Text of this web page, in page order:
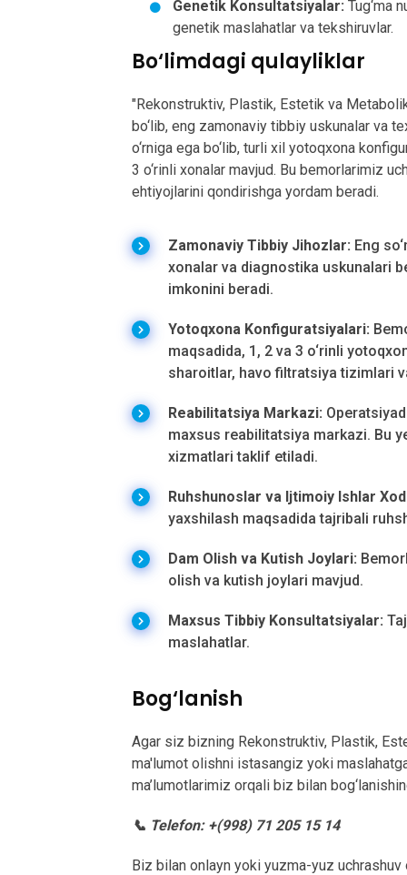
Genetik Konsultatsiyalar: Tug‘ma
genetik maslahatlar va tekshiruvlar.
Bo‘limdagi qulayliklar
"Rekonstruktiv, Plastik, Estetik va
bo‘lib, eng zamonaviy tibbiy uskunalar va
o‘rniga ega bo‘lib, turli xil yotoqxona
3 o‘rinli xonalar mavjud. Bu bemorlarimiz
ehtiyojlarini qondirishga yordam beradi.
Zamonaviy Tibbiy Jihozlar: Eng
xonalar va diagnostika uskunalari
imkonini beradi.
Yotoqxona Konfiguratsiyalari:
maqsadida, 1, 2 va 3 o‘rinli
sharoitlar, havo filtratsiya tizimlari
Reabilitatsiya Markazi:
maxsus reabilitatsiya markazi. Bu
xizmatlari taklif etiladi.
Ruhshunoslar va Ijtimoiy Ishlar
yaxshilash maqsadida tajribali
Dam Olish va Kutish Joylari:
olish va kutish joylari mavjud.
Maxsus Tibbiy Konsultatsiyalar:
maslahatlar.
Bog‘lanish
Agar siz bizning Rekonstruktiv, Plastik,
ma'lumot olishni istasangiz yoki
ma’lumotlarimiz orqali biz bilan
📞 Telefon: +(998) 71 205 15 14
Biz bilan onlayn yoki yuzma-yuz